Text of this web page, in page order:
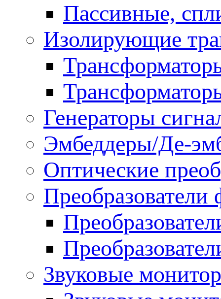
Пассивные,
Изолирующие
Генераторы
Эмбеддеры/Де-
Оптические
Преобразователи
Звуковые